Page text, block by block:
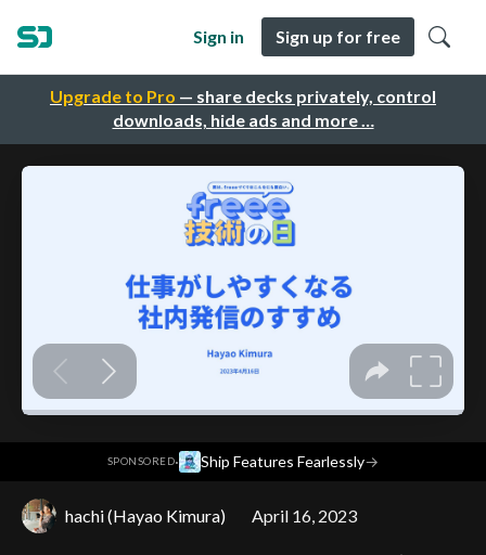
Upgrade to Pro — share decks privately, control
downloads, hide ads and more …
Sign in Sign up for free
SPONSORED· Ship Features Fearlessly→
hachi (Hayao Kimura) April 16, 2023